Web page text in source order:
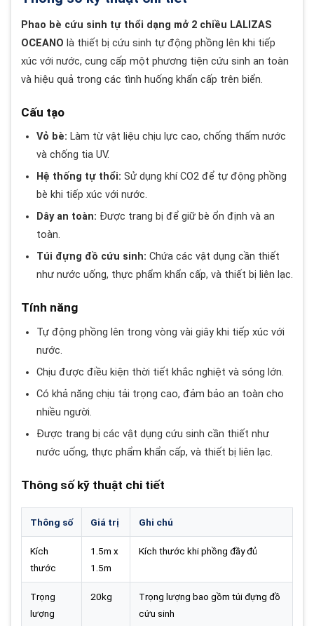
Phao bè cứu sinh tự thổi dạng mở 2 chiều LALIZAS
OCEANO là thiết bị cứu sinh tự động phồng lên khi tiếp
xúc với nước, cung cấp một phương tiện cứu sinh an toàn
và hiệu quả trong các tình huống khẩn cấp trên biển.
Cấu tạo
Vỏ bè: Làm từ vật liệu chịu lực cao, chống thấm nước
và chống tia UV.
Hệ thống tự thổi: Sử dụng khí CO2 để tự động phồng
bè khi tiếp xúc với nước.
Dây an toàn: Được trang bị để giữ bè ổn định và an
toàn.
Túi đựng đồ cứu sinh: Chứa các vật dụng cần thiết
như nước uống, thực phẩm khẩn cấp, và thiết bị liên lạc.
Tính năng
Tự động phồng lên trong vòng vài giây khi tiếp xúc với
nước.
Chịu được điều kiện thời tiết khắc nghiệt và sóng lớn.
Có khả năng chịu tải trọng cao, đảm bảo an toàn cho
nhiều người.
Được trang bị các vật dụng cứu sinh cần thiết như
nước uống, thực phẩm khẩn cấp, và thiết bị liên lạc.
Thông số kỹ thuật chi tiết
Thông số Giá trị Ghi chú
Kích
thước
1.5m x
1.5m
Kích thước khi phồng đầy đủ
Trọng
lượng
20kg
Trọng lượng bao gồm túi đựng đồ
cứu sinh